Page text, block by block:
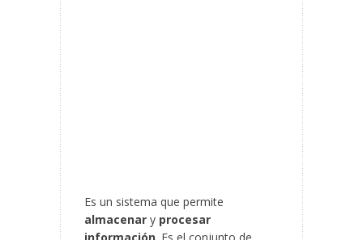
Es un sistema que permite
almacenar y procesar